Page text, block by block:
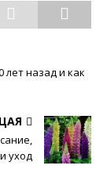
лет назад и как
уход